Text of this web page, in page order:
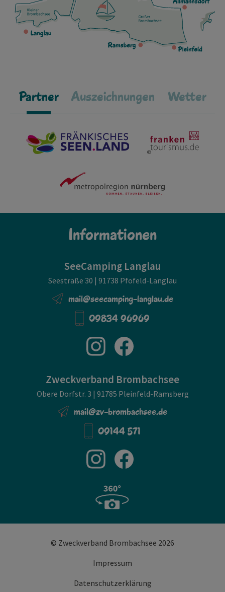
Partner Auszeichnungen Wetter
Informationen
SeeCamping Langlau
Seestraße 30 | 91738 Pfofeld-Langlau
mail@seecamping-langlau.de
09834 96969
Zweckverband Brombachsee
Obere Dorfstr. 3 | 91785 Pleinfeld-Ramsberg
mail@zv-brombachsee.de
09144 571
© Zweckverband Brombachsee 2026
Impressum
Datenschutzerklärung